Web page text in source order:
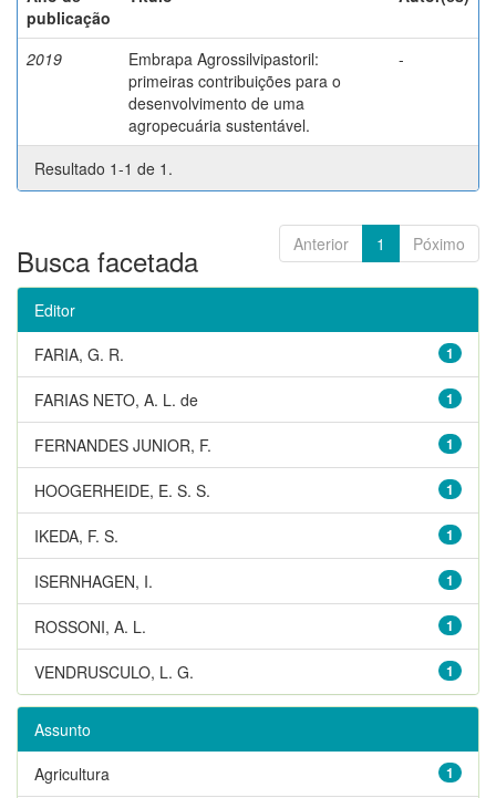
publicação
2019
Embrapa Agrossilvipastoril:
primeiras contribuições para o
desenvolvimento de uma
agropecuária sustentável.
-
Resultado 1-1 de 1.
Anterior 1 Póximo
Busca facetada
Editor
1
FARIA, G. R.
1
FARIAS NETO, A. L. de
1
FERNANDES JUNIOR, F.
1
HOOGERHEIDE, E. S. S.
1
IKEDA, F. S.
1
ISERNHAGEN, I.
1
ROSSONI, A. L.
1
VENDRUSCULO, L. G.
Assunto
1
Agricultura